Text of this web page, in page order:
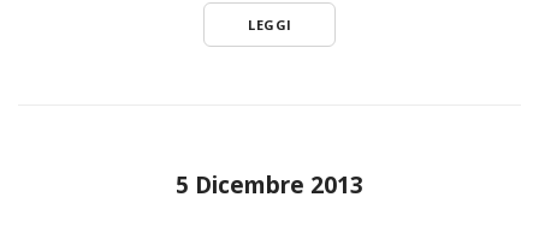
LEGGI
5 Dicembre 2013